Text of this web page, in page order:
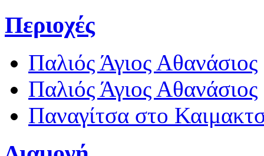
Περιοχές
Παλιός Άγιος Αθανάσιος
Παλιός Άγιος Αθανάσιος
Παναγίτσα στο